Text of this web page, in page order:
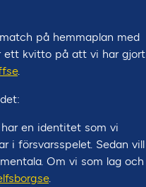
på hemmaplan med
ett kvitto på att vi har gjort
.
en identitet som vi
i försvarsspelet. Sedan vill
Om vi som lag och
.